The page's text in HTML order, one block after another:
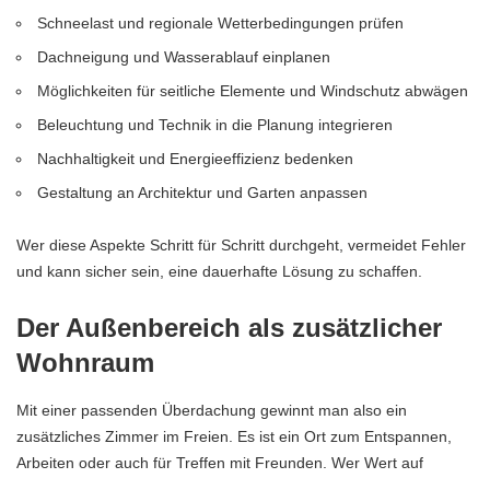
Schneelast und regionale Wetterbedingungen prüfen
Dachneigung und Wasserablauf einplanen
Möglichkeiten für seitliche Elemente und Windschutz abwägen
Beleuchtung und Technik in die Planung integrieren
Nachhaltigkeit und Energieeffizienz bedenken
Gestaltung an Architektur und Garten anpassen
Wer diese Aspekte Schritt für Schritt durchgeht, vermeidet Fehler
und kann sicher sein, eine dauerhafte Lösung zu schaffen.
Der Außenbereich als zusätzlicher
Wohnraum
Mit einer passenden Überdachung gewinnt man also ein
zusätzliches Zimmer im Freien. Es ist ein Ort zum Entspannen,
Arbeiten oder auch für Treffen mit Freunden. Wer Wert auf